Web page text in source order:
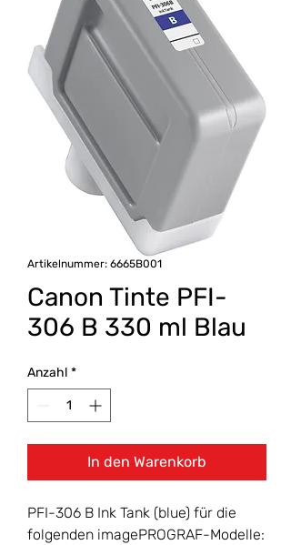
Artikelnummer: 6665B001
Canon Tinte PFI-
306 B 330 ml Blau
Anzahl *
In den Warenkorb
PFI-306 B Ink Tank (blue) für die
folgenden imagePROGRAF-Modelle: